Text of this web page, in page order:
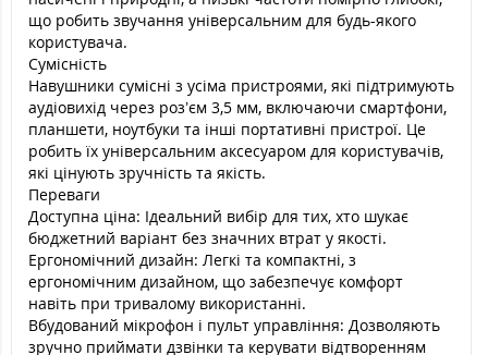
що робить звучання універсальним для будь-якого
користувача.
Сумісність
Навушники сумісні з усіма пристроями, які підтримують
аудіовихід через роз’єм 3,5 мм, включаючи смартфони,
планшети, ноутбуки та інші портативні пристрої. Це
робить їх універсальним аксесуаром для користувачів,
які цінують зручність та якість.
Переваги
Доступна ціна: Ідеальний вибір для тих, хто шукає
бюджетний варіант без значних втрат у якості.
Ергономічний дизайн: Легкі та компактні, з
ергономічним дизайном, що забезпечує комфорт
навіть при тривалому використанні.
Вбудований мікрофон і пульт управління: Дозволяють
зручно приймати дзвінки та керувати відтворенням